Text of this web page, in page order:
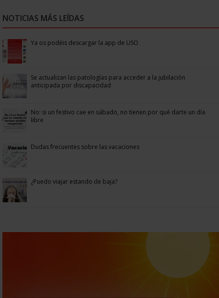
NOTICIAS MÁS LEÍDAS
Ya os podéis descargar la app de USO
Se actualizan las patologías para acceder a la jubilación
anticipada por discapacidad
No: si un festivo cae en sábado, no tienen por qué darte un día
libre
Dudas frecuentes sobre las vacaciones
¿Puedo viajar estando de baja?